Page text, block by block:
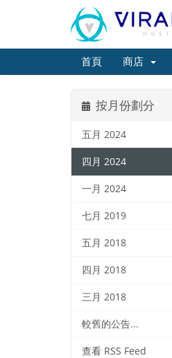
首頁 商店
按月份劃分
五月 2024
四月 2024
一月 2024
七月 2019
五月 2018
四月 2018
三月 2018
較舊的公告...
查看 RSS Feed